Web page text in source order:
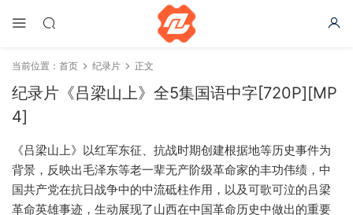
当前位置： 首页 纪录片 正文
纪录片《吕梁山上》全5集国语中字[720P][MP
4]
《吕梁山上》以红军东征、抗战时期创建根据地等历史事件为
背景，反映出毛泽东等老一辈无产阶级革命家的丰功伟绩，中
国共产党在抗日战争中的中流砥柱作用，以及可歌可泣的吕梁
革命英雄事迹，生动展现了山西在中国革命历史中做出的重要